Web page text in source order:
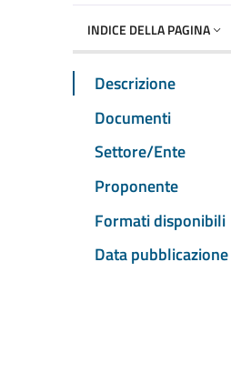
INDICE DELLA PAGINA
Descrizione
Documenti
Settore/Ente
Proponente
Formati disponibili
Data pubblicazione